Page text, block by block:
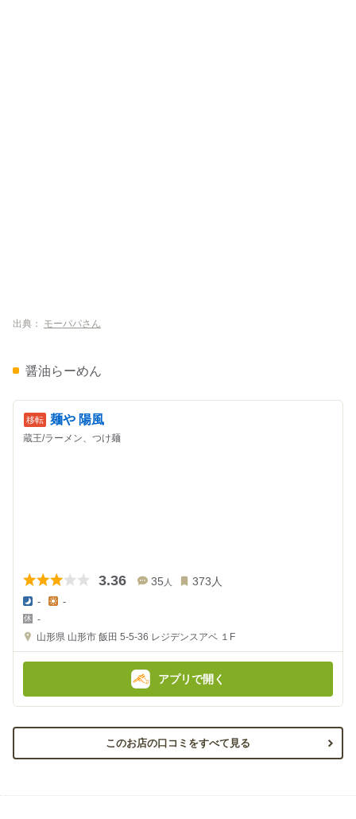
出典： モーパパさん
醤油らーめん
麺や 陽風
蔵王/ラーメン、つけ麺
3.36 35 人 373 人
夜
の
金
-
金
額
-
-
山形県 山形市 飯田 5-5-36 レジデンスアベ １F
アプリで開く
このお店の口コミをすべて見る